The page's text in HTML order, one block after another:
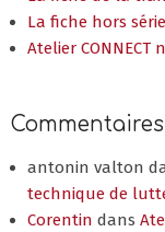
La fiche hors
Atelier
antonin valton
technique de
Corentin dans